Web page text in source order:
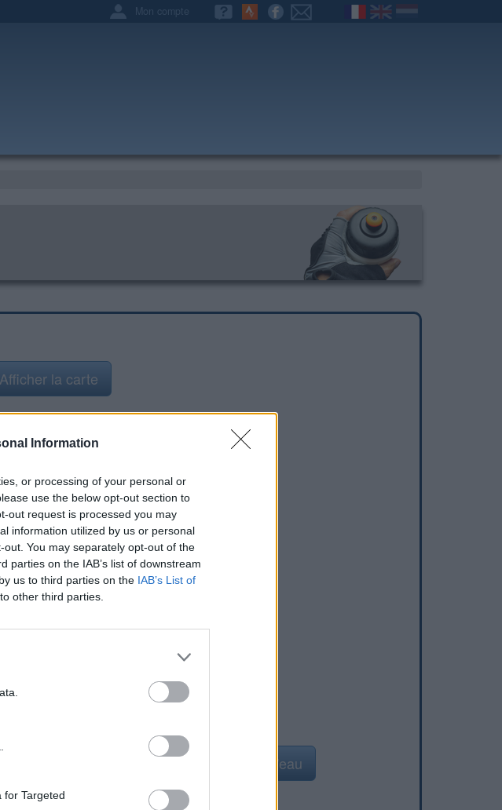
Information
or processing of your personal or
use the below opt-out section to
out request is processed you may
information utilized by us or personal
You may separately opt-out of the
parties on the IAB’s list of downstream
us to third parties on the IAB’s List of
other third parties.
for Targeted
Mon compte
Afficher la carte
Ajouter un point d'eau